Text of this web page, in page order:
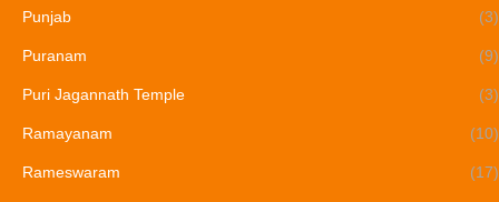
Punjab (3)
Puranam (9)
Puri Jagannath Temple (3)
Ramayanam (10)
Rameswaram (17)